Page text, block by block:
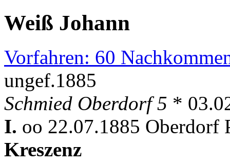
Weiß Johann
Vorfahren: 60
ungef.1885
Schmied Oberdorf 5 *
I. oo 22.07.1885 Oberdorf
Kreszenz